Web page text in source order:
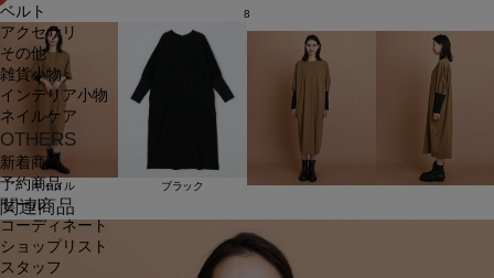
ベルト
アクセサリ
その他
雑貨小物
インテリア小物
ネイルケア
OTHERS
新着商品
予約商品
セール
コーディネート
ショップリスト
スタッフ
8
キャメル ブラック
関連商品